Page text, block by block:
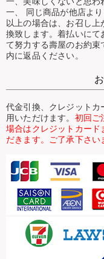
一、 同じ商品が他店よ
以上の場合は、お召し
換致します。着払いにて
て努力する壽屋のお約
内に返品ください。
代金引換、クレジットカ
用いただけます。 初回ご
場合はクレジットカード
だきます。ご了承下さい